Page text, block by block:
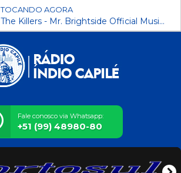
TOCANDO AGORA
The Killers - Mr. Brightside Official Music Video_160k
Fale conosco via Whatsapp:
+51 (99) 48980-80